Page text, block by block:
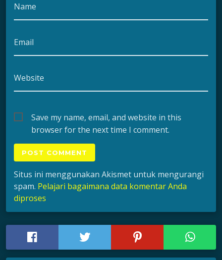
Name
Email
Website
Save my name, email, and website in this
browser for the next time I comment.
Situs ini menggunakan Akismet untuk mengurangi
spam. Pelajari bagaimana data komentar Anda
diproses